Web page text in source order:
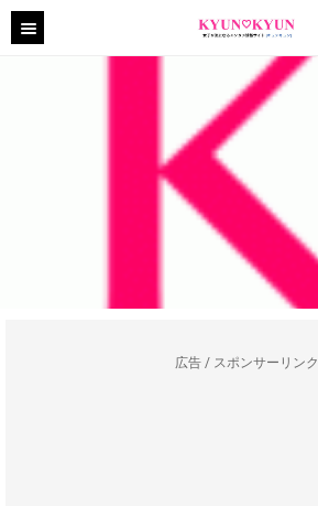
広告 / スポンサーリンク